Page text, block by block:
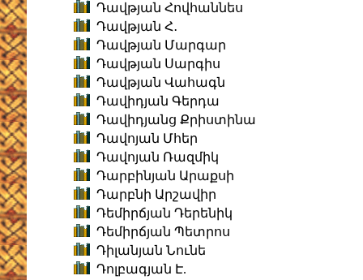
Դավթյան Հովհաննես
Դավթյան Հ․
Դավթյան Մարգար
Դավթյան Սարգիս
Դավթյան Վահագն
Դավիդյան Գերդա
Դավիդյանց Քրիստինա
Դավոյան Մհեր
Դավոյան Ռազմիկ
Դարբինյան Արաքսի
Դարբնի Արշավիր
Դեմիրճյան Դերենիկ
Դեմիրճյան Պետրոս
Դիլանյան Նունե
Դոլբագյան Է.